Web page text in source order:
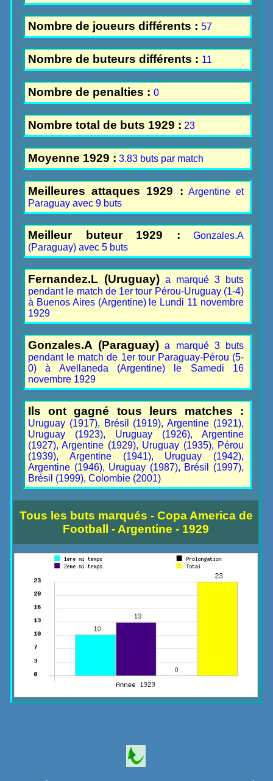
Nombre de joueurs différents :57
Nombre de buteurs différents : 11
Nombre de penalties :0
Nombre total de buts 1929 : 23
Moyenne 1929 : 3.83 buts par match
Meilleures attaques 1929 : Argentine et
Paraguay avec 9 buts
Meilleur buteur 1929 : Gonzales.A
(Paraguay) avec 5 buts
Fernandez.L (Uruguay) a marqué 3 buts
pendant le match de 1er tour Pérou-Uruguay (1-4)
à Buenos Aires (Argentine) le Lundi 11 novembre
1929
Gonzales.A (Paraguay) a marqué 3 buts
pendant le match de 1er tour Paraguay-Pérou (5-
0) à Avellaneda (Argentine) le Samedi 16
novembre 1929
Ils ont gagné tous leurs matches :
Uruguay (1917), Brésil (1919), Argentine (1921),
Uruguay (1923), Uruguay (1926), Argentine
(1927), Argentine (1929), Uruguay (1935), Pérou
(1939), Argentine (1941), Uruguay (1942),
Argentine (1946), Uruguay (1987), Brésil (1997),
Brésil (1999), Colombie (2001)
Tous les buts marqués - Copa America de
Football - Argentine - 1929